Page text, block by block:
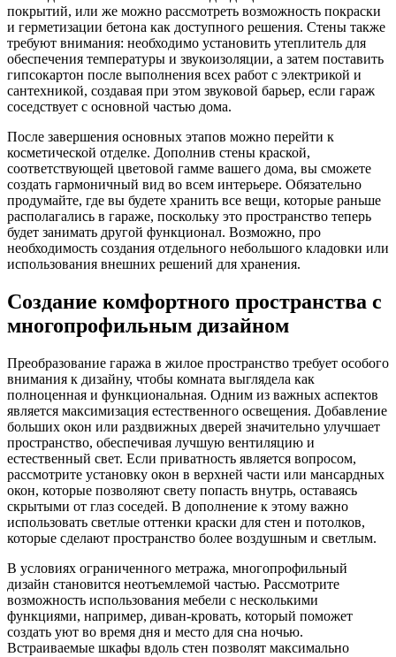
покрытий, или же можно рассмотреть возможность покраски
и герметизации бетона как доступного решения. Стены также
требуют внимания: необходимо установить утеплитель для
обеспечения температуры и звукоизоляции, а затем поставить
гипсокартон после выполнения всех работ с электрикой и
сантехникой, создавая при этом звуковой барьер, если гараж
соседствует с основной частью дома.
После завершения основных этапов можно перейти к
косметической отделке. Дополнив стены краской,
соответствующей цветовой гамме вашего дома, вы сможете
создать гармоничный вид во всем интерьере. Обязательно
продумайте, где вы будете хранить все вещи, которые раньше
располагались в гараже, поскольку это пространство теперь
будет занимать другой функционал. Возможно, про
необходимость создания отдельного небольшого кладовки или
использования внешних решений для хранения.
Создание комфортного пространства с
многопрофильным дизайном
Преобразование гаража в жилое пространство требует особого
внимания к дизайну, чтобы комната выглядела как
полноценная и функциональная. Одним из важных аспектов
является максимизация естественного освещения. Добавление
больших окон или раздвижных дверей значительно улучшает
пространство, обеспечивая лучшую вентиляцию и
естественный свет. Если приватность является вопросом,
рассмотрите установку окон в верхней части или мансардных
окон, которые позволяют свету попасть внутрь, оставаясь
скрытыми от глаз соседей. В дополнение к этому важно
использовать светлые оттенки краски для стен и потолков,
которые сделают пространство более воздушным и светлым.
В условиях ограниченного метража, многопрофильный
дизайн становится неотъемлемой частью. Рассмотрите
возможность использования мебели с несколькими
функциями, например, диван-кровать, который поможет
создать уют во время дня и место для сна ночью.
Встраиваемые шкафы вдоль стен позволят максимально